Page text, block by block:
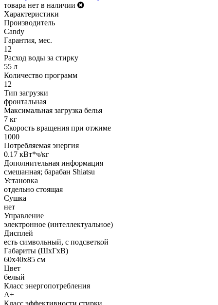
товара нет в наличии
Характеристики
Производитель
Candy
Гарантия, мес.
12
Расход воды за стирку
55 л
Количество программ
12
Тип загрузки
фронтальная
Максимальная загрузка белья
7 кг
Скорость вращения при отжиме
1000
Потребляемая энергия
0.17 кВт*ч/кг
Дополнительная информация
смешанная; барабан Shiatsu
Установка
отдельно стоящая
Сушка
нет
Управление
электронное (интеллектуальное)
Дисплей
есть символьный, с подсветкой
Габариты (ШxГxВ)
60x40x85 см
Цвет
белый
Класс энергопотребления
A+
Класс эффективности стирки